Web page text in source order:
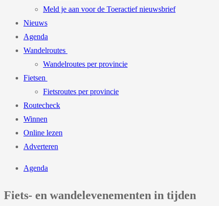
Meld je aan voor de Toeractief nieuwsbrief
Nieuws
Agenda
Wandelroutes
Wandelroutes per provincie
Fietsen
Fietsroutes per provincie
Routecheck
Winnen
Online lezen
Adverteren
Agenda
Fiets- en wandelevenementen in tijden